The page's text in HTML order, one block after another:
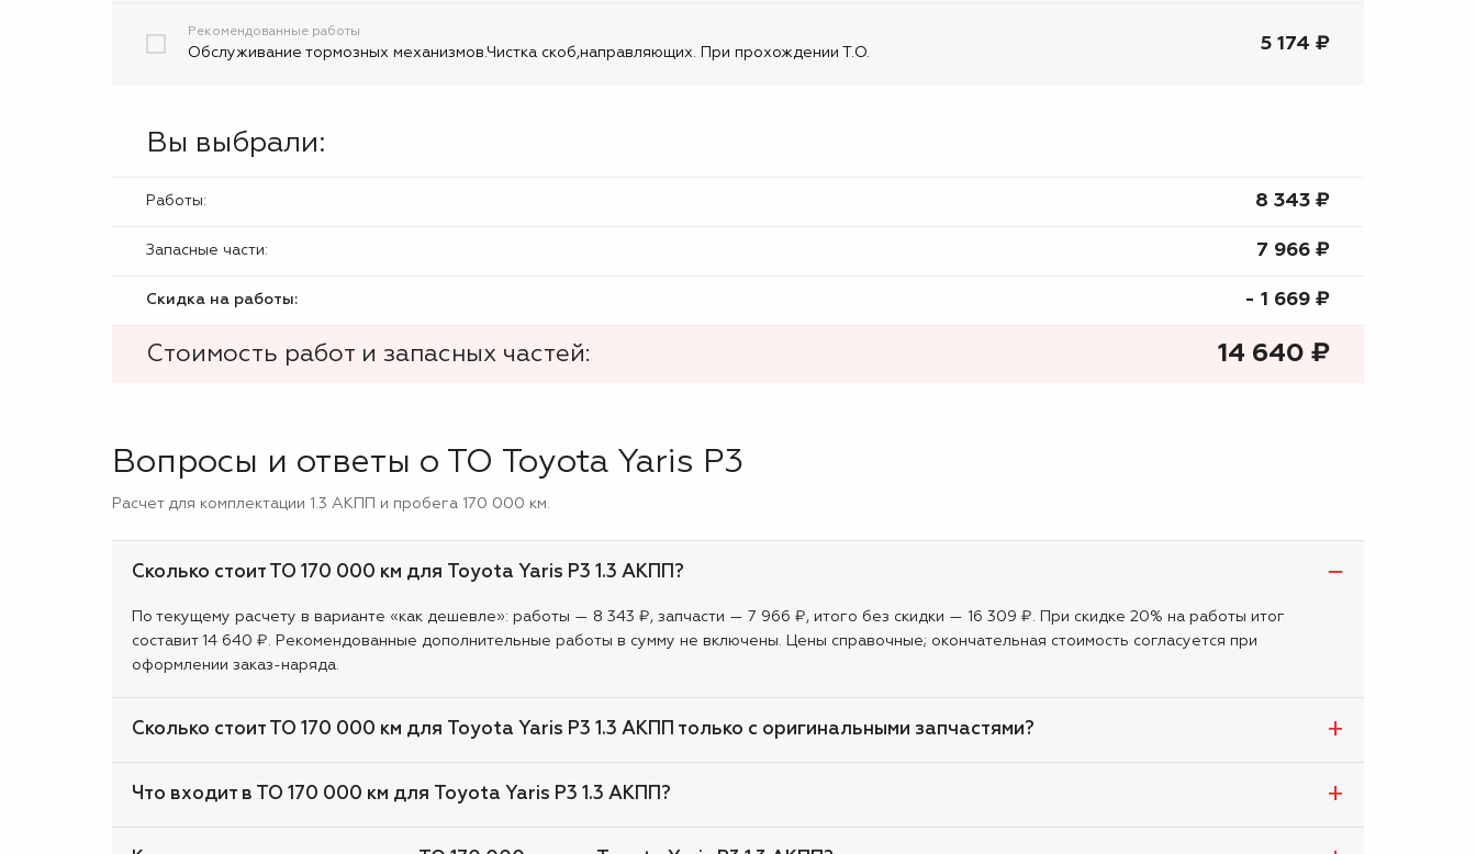
Рекомендованные работы
Обслуживание тормозных механизмов.Чистка скоб,направляющих. При прохождении Т.О. 5 174 ₽
Вы выбрали:
Работы: 8 343 ₷
Запасные части: 7 966 ₷
Скидка на работы: - 1 669 ₷
Стоимость работ и запасных частей: 14 640 ₷
Вопросы и ответы о ТО Toyota Yaris P3
Расчет для комплектации 1.3 АКПП и пробега 170 000 км.
Сколько стоит ТО 170 000 км для Toyota Yaris P3 1.3 АКПП?
По текущему расчету в варианте «как дешевле»: работы — 8 343 ₽, запчасти — 7 966 ₽, итого без скидки — 16 309 ₽. При скидке 20% на работы итог
составит 14 640 ₽. Рекомендованные дополнительные работы в сумму не включены. Цены справочные; окончательная стоимость согласуется при
оформлении заказ-наряда.
Сколько стоит ТО 170 000 км для Toyota Yaris P3 1.3 АКПП только с оригинальными запчастями?
Что входит в ТО 170 000 км для Toyota Yaris P3 1.3 АКПП?